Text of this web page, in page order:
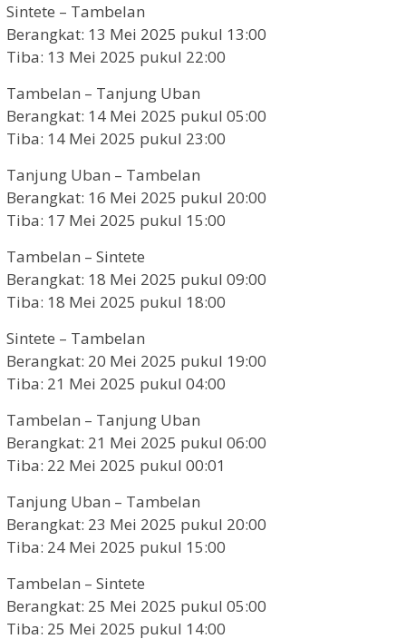
Sintete – Tambelan
Berangkat: 13 Mei 2025 pukul 13:00
Tiba: 13 Mei 2025 pukul 22:00
Tambelan – Tanjung Uban
Berangkat: 14 Mei 2025 pukul 05:00
Tiba: 14 Mei 2025 pukul 23:00
Tanjung Uban – Tambelan
Berangkat: 16 Mei 2025 pukul 20:00
Tiba: 17 Mei 2025 pukul 15:00
Tambelan – Sintete
Berangkat: 18 Mei 2025 pukul 09:00
Tiba: 18 Mei 2025 pukul 18:00
Sintete – Tambelan
Berangkat: 20 Mei 2025 pukul 19:00
Tiba: 21 Mei 2025 pukul 04:00
Tambelan – Tanjung Uban
Berangkat: 21 Mei 2025 pukul 06:00
Tiba: 22 Mei 2025 pukul 00:01
Tanjung Uban – Tambelan
Berangkat: 23 Mei 2025 pukul 20:00
Tiba: 24 Mei 2025 pukul 15:00
Tambelan – Sintete
Berangkat: 25 Mei 2025 pukul 05:00
Tiba: 25 Mei 2025 pukul 14:00